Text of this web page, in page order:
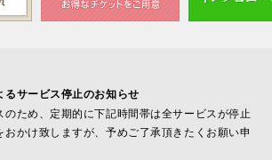
るサービス停止のお知らせ
のため、定期的に下記時間帯は全サービスが停止
おかけ致しますが、予めご了承頂きたくお願い申